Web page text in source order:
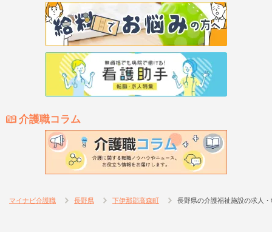
介護職コラム
マイナビ介護職 長野県 下伊那郡高森町 長野県の介護福祉施設の求人